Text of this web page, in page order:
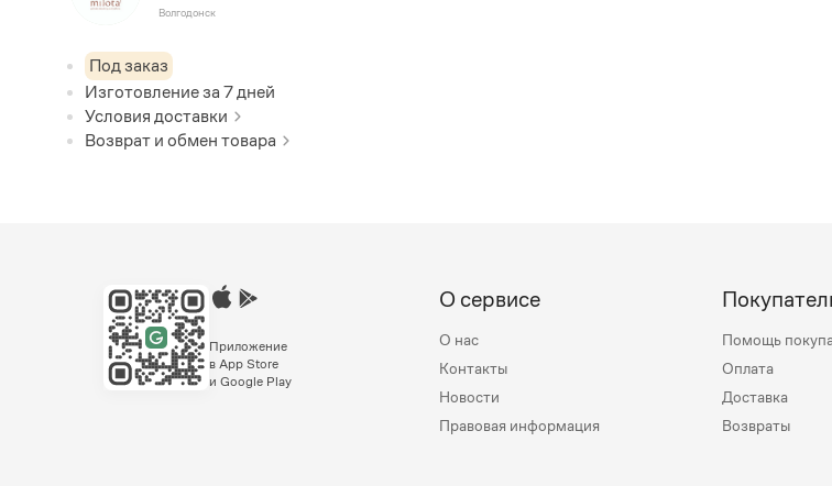
Волгодонск
Под заказ
Изготовление за 7дней
Условия доставки
Возврат и обмен товара
Приложение
в App Store
и Google Play
О сервисе
О нас
Контакты
Новости
Правовая информация
Помощь
Оплата
Доставка
Возвраты